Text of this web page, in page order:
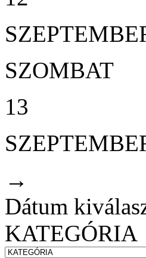
SZOMBAT
13
→
Dátum
KATEGÓRIA